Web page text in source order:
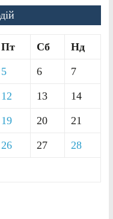
Пт Сб Нд
5 6 7
12 13 14
19 20 21
26 27 28